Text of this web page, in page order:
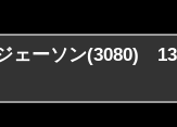
ーソン(3080) 13